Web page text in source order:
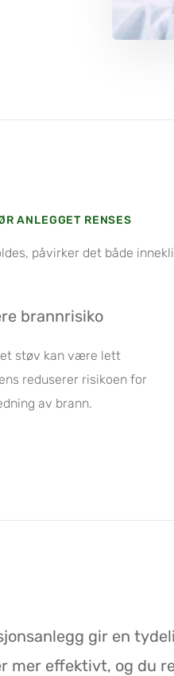
ANLEGGET RENSES
påvirker det både
brannrisiko
støv kan være lett
reduserer risikoen for
av brann.
gir en
mer effektivt, og du